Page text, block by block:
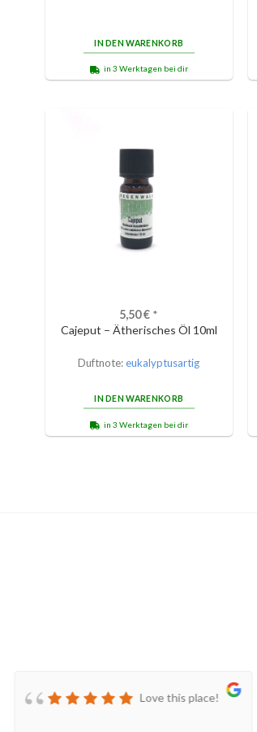
IN DEN WARENKORB
in 3 Werktagen bei dir
5,50€ *
Cajeput – Ätherisches Öl 10ml
Duftnote:eukalyptusartig
IN DEN WARENKORB
in 3 Werktagen bei dir
Love this place!